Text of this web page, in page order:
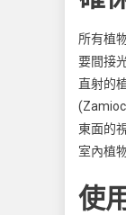
所有植
要間接
直射的
東面的
室內植
使